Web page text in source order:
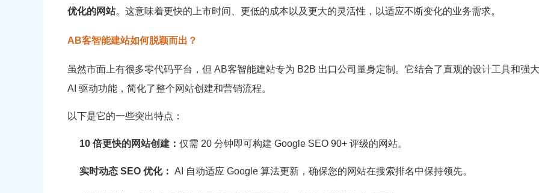
优化的网站。这意味着更快的上市时间、更低的成本以及更大的灵活性，以适应不断变化的业务需求。
AB客智能建站如何脱颖而出？
虽然市面上有很多零代码平台，但 AB客智能建站专为 B2B 出口公司量身定制。它结合了直观的设计工具和强
AI 驱动功能，简化了整个网站创建和营销流程。
以下是它的一些突出特点：
10 倍更快的网站创建： 仅需 20 分钟即可构建 Google SEO 90+ 评级的网站。
实时动态 SEO 优化： AI 自动适应 Google 算法更新，确保您的网站在搜索排名中保持领先。